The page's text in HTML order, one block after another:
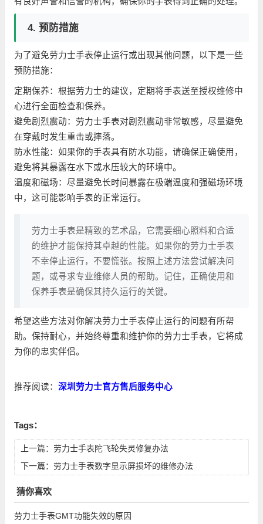
4. 预防措施
为了避免劳力士手表停止运行或出现其他问题，以下是一些
预防措施：
定期保养：根据劳力士的建议，定期将手表送至授权维修中
心进行全面检查和保养。
避免剧烈震动：劳力士手表对剧烈震动非常敏感，尽量避免
在穿戴时发生重击或摔落。
防水性能：如果你的手表具有防水功能，请确保正确使用，
避免将其暴露在水下或水压较大的环境中。
温度和磁场：尽量避免长时间暴露在极端温度和强磁场环境
中，这可能影响手表的正常运行。
劳力士手表是精致的艺术品，它需要细心照料和合适
的维护才能保持其卓越的性能。如果你的劳力士手表
不幸停止运行，不要慌张。按照上述方法尝试解决问
题，或寻求专业维修人员的帮助。记住，正确使用和
保养手表是确保其持久运行的关键。
希望这些方法对你解决劳力士手表停止运行的问题有所帮
助。保持耐心，并始终尊重和维护你的劳力士手表，它将成
为你的忠实伴侣。
推荐阅读： 深圳劳力士官方售后服务中心
Tags：
上一篇： 劳力士手表陀飞轮失灵修复办法
下一篇： 劳力士手表数字显示屏损坏的维修办法
猜你喜欢
劳力士手表GMT功能失效的原因